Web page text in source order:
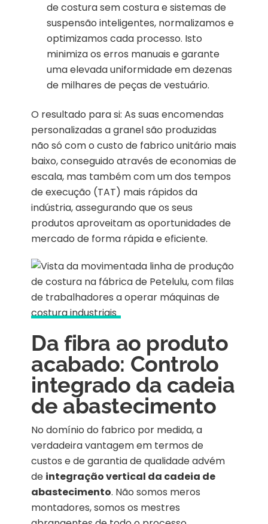
de costura sem costura e sistemas de
suspensão inteligentes, normalizamos e
optimizamos cada processo. Isto
minimiza os erros manuais e garante
uma elevada uniformidade em dezenas
de milhares de peças de vestuário.
O resultado para si: As suas encomendas
personalizadas a granel são produzidas
não só com o custo de fabrico unitário mais
baixo, conseguido através de economias de
escala, mas também com um dos tempos
de execução (TAT) mais rápidos da
indústria, assegurando que os seus
produtos aproveitam as oportunidades de
mercado de forma rápida e eficiente.
Da fibra ao produto
acabado: Controlo
integrado da cadeia
de abastecimento
No domínio do fabrico por medida, a
verdadeira vantagem em termos de
custos e de garantia de qualidade advém
de integração vertical da cadeia de
abastecimento. Não somos meros
montadores, somos os mestres